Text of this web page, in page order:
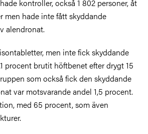
kontroller, också 1 802 personer, åt
men hade inte fått skyddande
alendronat.
men inte fick skyddande
procent brutit höftbenet efter drygt 15
som också fick den skyddande
var motsvarande andel 1,5 procent.
med 65 procent, som även